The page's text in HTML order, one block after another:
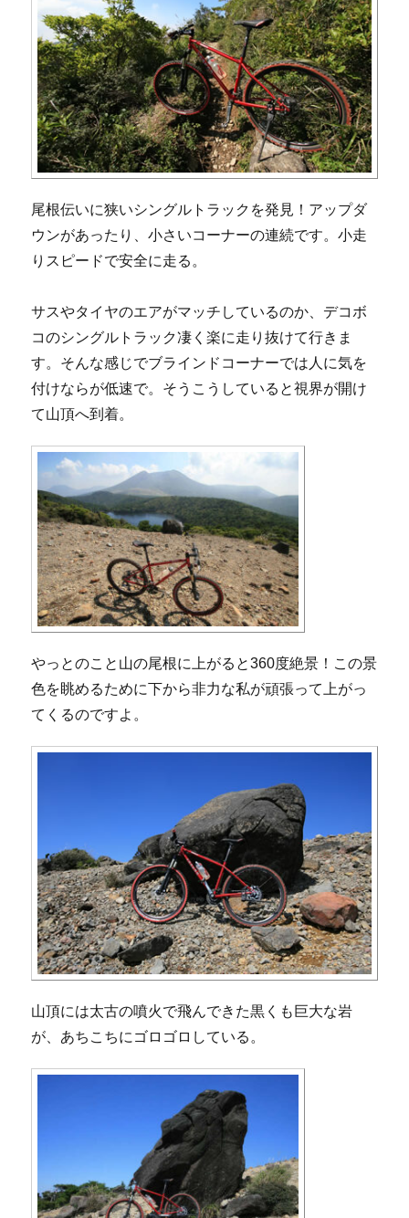
尾根伝いに狭いシングルトラックを発見！アップダ
ウンがあったり、小さいコーナーの連続です。小走
りスピードで安全に走る。
サスやタイヤのエアがマッチしているのか、デコボ
コのシングルトラック凄く楽に走り抜けて行きま
す。そんな感じでブラインドコーナーでは人に気を
付けならが低速で。そうこうしていると視界が開け
て山頂へ到着。
やっとのこと山の尾根に上がると360度絶景！この景
色を眺めるために下から非力な私が頑張って上がっ
てくるのですよ。
山頂には太古の噴火で飛んできた黒くも巨大な岩
が、あちこちにゴロゴロしている。